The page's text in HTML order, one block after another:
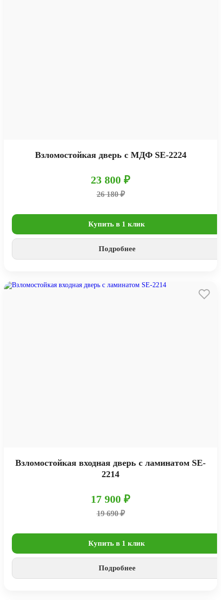
Взломостойкая дверь с МДФ SE-2224
23 800 ₽
26 180 ₽
Купить в 1 клик
Подробнее
Взломостойкая входная дверь с ламинатом SE-
2214
17 900 ₽
19 690 ₽
Купить в 1 клик
Подробнее